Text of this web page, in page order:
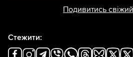
Подивитись
Стежити: